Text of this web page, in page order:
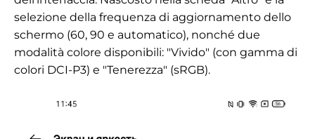
selezione della frequenza di aggiornamento dello
schermo (60, 90 e automatico), nonché due
modalità colore disponibili: "Vivido" (con gamma di
colori DCI-P3) e "Tenerezza" (sRGB).